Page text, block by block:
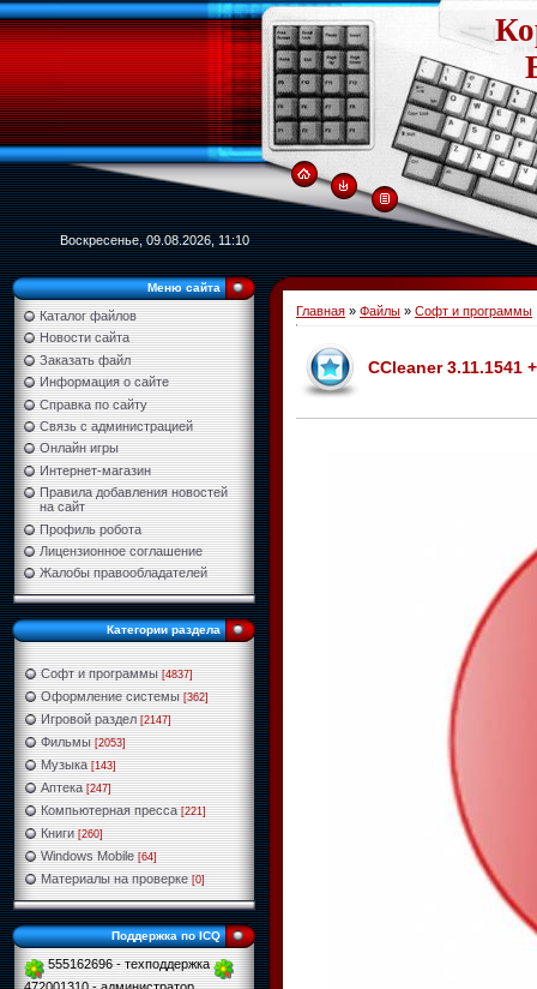
Воскресенье, 09.08.2026, 11:10
Меню сайта
Каталог файлов
Новости сайта
Заказать файл
Информация о сайте
Справка по сайту
Связь с администрацией
Онлайн игры
Интернет-магазин
Правила добавления новостей
на сайт
Профиль робота
Лицензионное соглашение
Жалобы правообладателей
Категории раздела
Софт и программы [4837]
Оформление системы [362]
Игровой раздел [2147]
Фильмы [2053]
Музыка [143]
Аптека [247]
Компьютерная пресса [221]
Книги [260]
Windows Mobile [64]
Материалы на проверке [0]
Поддержка по ICQ
555162696 - техподдержка
472001310 - администратор
Главная » Файлы » Софт и программы
CCleaner 3.11.1541